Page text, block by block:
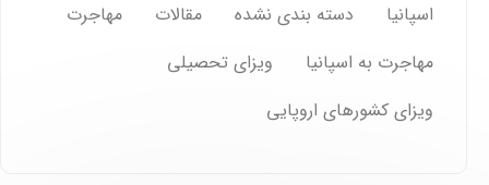
اسپانیا دسته بندی نشده مقالات
مهاجرت
مهاجرت به اسپانیا
ویزای تحصیلی
ویزای کشورهای اروپایی